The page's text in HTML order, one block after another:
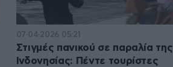
07·04·2026 05:21
Στιγμές πανικού σε παραλία της
Ινδονησίας: Πέντε τουρίστες